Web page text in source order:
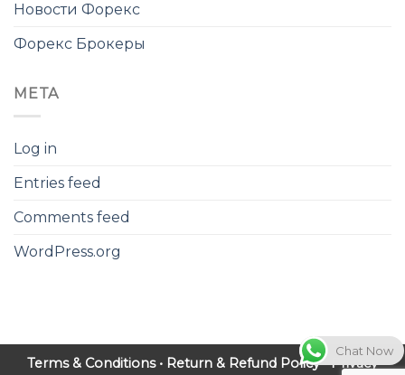
Новости Форекс
Форекс Брокеры
META
Log in
Entries feed
Comments feed
WordPress.org
Terms & Conditions• Return & Refund Policy•Privacy
Chat Now